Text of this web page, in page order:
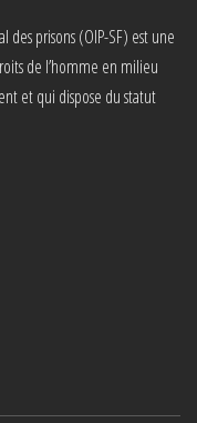
des prisons (OIP-SF) est une
de l’homme en milieu
et qui dispose du statut